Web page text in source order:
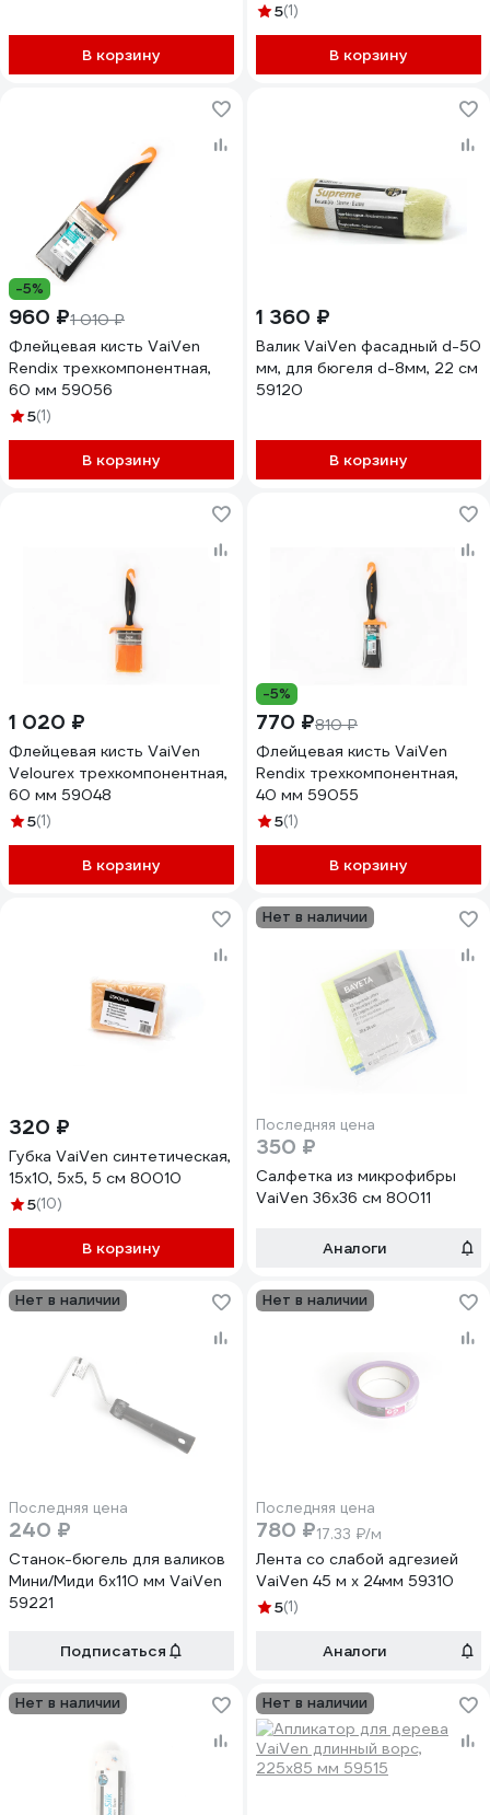
В корзину
5(1)
В корзину
-5%
960 ₽1 010 ₽
Флейцевая кисть VaiVen
Rendix трехкомпонентная,
60 мм 59056
5(1)
В корзину
1 360 ₽
Валик VaiVen фасадный d-50
мм, для бюгеля d-8мм, 22 см
59120
В корзину
1 020 ₽
Флейцевая кисть VaiVen
Velourex трехкомпонентная,
60 мм 59048
5(1)
В корзину
-5%
770 ₽810 ₽
Флейцевая кисть VaiVen
Rendix трехкомпонентная,
40 мм 59055
5(1)
В корзину
320 ₽
Губка VaiVen синтетическая,
15x10, 5x5, 5 см 80010
5(10)
В корзину
Нет в наличии
Последняя цена
350 ₽
Салфетка из микрофибры
VaiVen 36х36 см 80011
Аналоги
Нет в наличии
Последняя цена
240 ₽
Станок-бюгель для валиков
Мини/Миди 6х110 мм VaiVen
59221
Подписаться
Нет в наличии
Последняя цена
780 ₽17.33 ₽/м
Лента со слабой адгезией
VaiVen 45 м х 24мм 59310
5(1)
Аналоги
Нет в наличии Нет в наличии